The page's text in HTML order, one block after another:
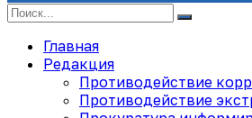
Главная
Редакция
Противодействие
Противодействие